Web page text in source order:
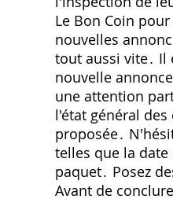
Le Bon Coin
nouvelles
tout aussi vite․ Il
nouvelle
une attention
l'état général
proposée․
telles que la date
paquet․ Posez
Avant de